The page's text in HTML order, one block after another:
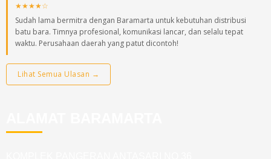
★★★★☆
Sudah lama bermitra dengan Baramarta untuk kebutuhan distribusi
batu bara. Timnya profesional, komunikasi lancar, dan selalu tepat
waktu. Perusahaan daerah yang patut dicontoh!
Lihat Semua Ulasan →